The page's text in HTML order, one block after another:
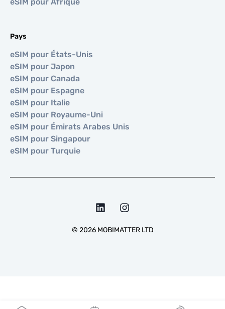
Pays
eSIM pour États-Unis
eSIM pour Japon
eSIM pour Canada
eSIM pour Espagne
eSIM pour Italie
eSIM pour Royaume-Uni
eSIM pour Émirats Arabes Unis
eSIM pour Singapour
eSIM pour Turquie
© 2026MOBIMATTER LTD